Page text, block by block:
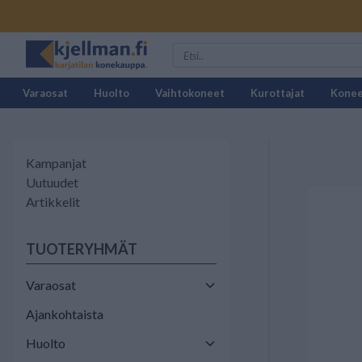
Varaosat Huolto Vaihtokoneet Kurottajat
Kampanjat
Uutuudet
Artikkelit
TUOTERYHMÄT
Varaosat
Ajankohtaista
Huolto